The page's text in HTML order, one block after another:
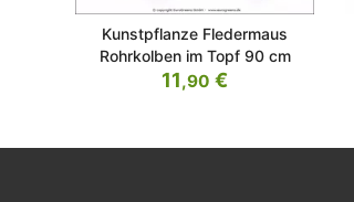
Kunstpflanze Fledermaus
Rohrkolben im Topf 90 cm
11,90 €